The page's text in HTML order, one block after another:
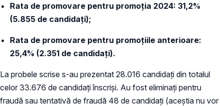
Rata de promovare pentru promoția 2024: 31,2%
(5.855 de candidați);
Rata de promovare pentru promoțiile anterioare:
25,4% (2.351 de candidați).
La probele scrise s-au prezentat 28.016 candidaţi din totalul
celor 33.676 de candidaţi înscrişi. Au fost eliminaţi pentru
fraudă sau tentativă de fraudă 48 de candidaţi (aceştia nu vor